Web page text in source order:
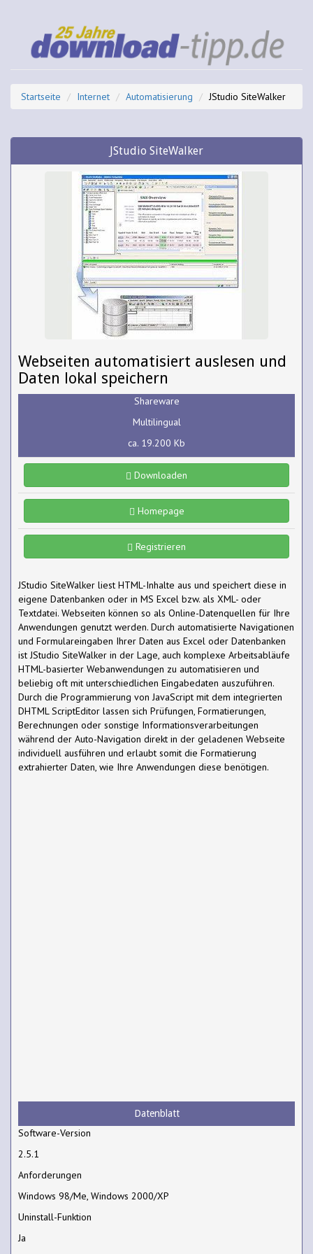
Startseite Internet Automatisierung JStudio SiteWalker
JStudio SiteWalker
Webseiten automatisiert auslesen und
Daten lokal speichern
Shareware
Multilingual
ca. 19.200 Kb
Downloaden
Homepage
Registrieren
JStudio SiteWalker liest HTML-Inhalte aus und speichert diese in
eigene Datenbanken oder in MS Excel bzw. als XML- oder
Textdatei. Webseiten können so als Online-Datenquellen für Ihre
Anwendungen genutzt werden. Durch automatisierte Navigationen
und Formulareingaben Ihrer Daten aus Excel oder Datenbanken
ist JStudio SiteWalker in der Lage, auch komplexe Arbeitsabläufe
HTML-basierter Webanwendungen zu automatisieren und
beliebig oft mit unterschiedlichen Eingabedaten auszuführen.
Durch die Programmierung von JavaScript mit dem integrierten
DHTML ScriptEditor lassen sich Prüfungen, Formatierungen,
Berechnungen oder sonstige Informationsverarbeitungen
während der Auto-Navigation direkt in der geladenen Webseite
individuell ausführen und erlaubt somit die Formatierung
extrahierter Daten, wie Ihre Anwendungen diese benötigen.
Datenblatt
Software-Version
2.5.1
Anforderungen
Windows 98/Me, Windows 2000/XP
Uninstall-Funktion
Ja